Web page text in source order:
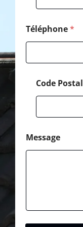
Téléphone*
Code Postal
Message